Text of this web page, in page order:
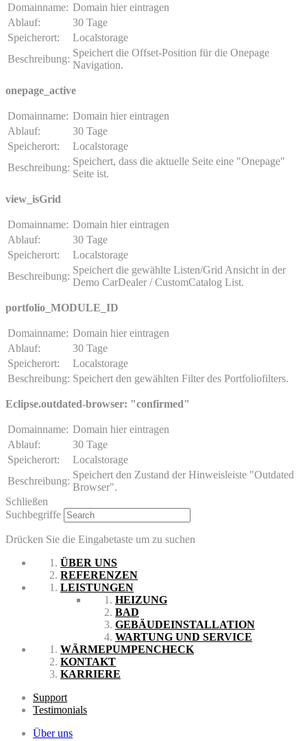
Domainname: Domain hier eintragen
Ablauf:
30 Tage
Speicherort:
Localstorage
Beschreibung:
Speichert die Offset-Position für die Onepage
Navigation.
onepage_active
Domainname: Domain hier eintragen
Ablauf:
30 Tage
Speicherort:
Localstorage
Beschreibung:
Speichert, dass die aktuelle Seite eine "Onepage"
Seite ist.
view_isGrid
Domainname: Domain hier eintragen
Ablauf:
30 Tage
Speicherort:
Localstorage
Beschreibung:
Speichert die gewählte Listen/Grid Ansicht in der
Demo CarDealer / CustomCatalog List.
portfolio_MODULE_ID
Domainname: Domain hier eintragen
Ablauf:
30 Tage
Speicherort:
Localstorage
Beschreibung: Speichert den gewählten Filter des Portfoliofilters.
Eclipse.outdated-browser: "confirmed"
Domainname: Domain hier eintragen
Ablauf:
30 Tage
Speicherort:
Localstorage
Beschreibung:
Speichert den Zustand der Hinweisleiste "Outdated
Browser".
Schließen
Suchbegriffe
Drücken Sie die Eingabetaste um zu suchen
ÜBER UNS
REFERENZEN
LEISTUNGEN
HEIZUNG
BAD
GEBÄUDEINSTALLATION
WARTUNG UND SERVICE
WÄRMEPUMPENCHECK
KONTAKT
KARRIERE
Support
Testimonials
Über uns